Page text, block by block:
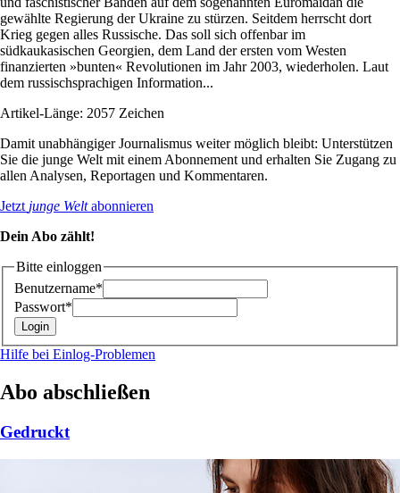
gewählte Regierung der Ukraine zu stürzen. Seitdem herrscht dort
Krieg gegen alles Russische. Das soll sich offenbar im
südkaukasischen Georgien, dem Land der ersten vom Westen
finanzierten »bunten« Revolutionen im Jahr 2003, wiederholen. Laut
dem russischsprachigen Information...
Artikel-Länge: 2057 Zeichen
Damit unabhängiger Journalismus weiter möglich bleibt: Unterstützen
Sie die junge Welt mit einem Abonnement und erhalten Sie Zugang zu
allen Analysen, Reportagen und Kommentaren.
Jetzt junge Weltabonnieren
Dein Abo zählt!
Bitte einloggen
Benutzername*
Passwort*
Hilfe bei Einlog-Problemen
Abo abschließen
Gedruckt